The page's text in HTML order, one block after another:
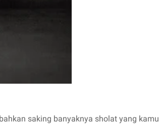
saking banyaknya sholat yang kamu